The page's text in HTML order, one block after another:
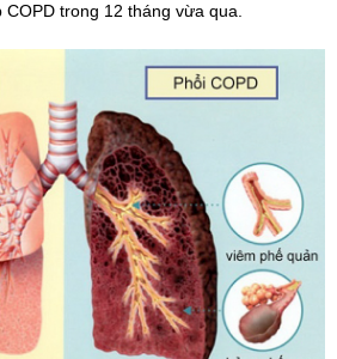
trong 12 tháng vừa qua.